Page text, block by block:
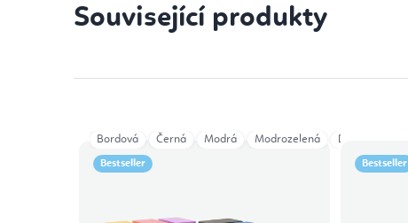
Související produkty
Bestseller
Bordová Černá Modrá Modrozelená Dark Red
Bestseller